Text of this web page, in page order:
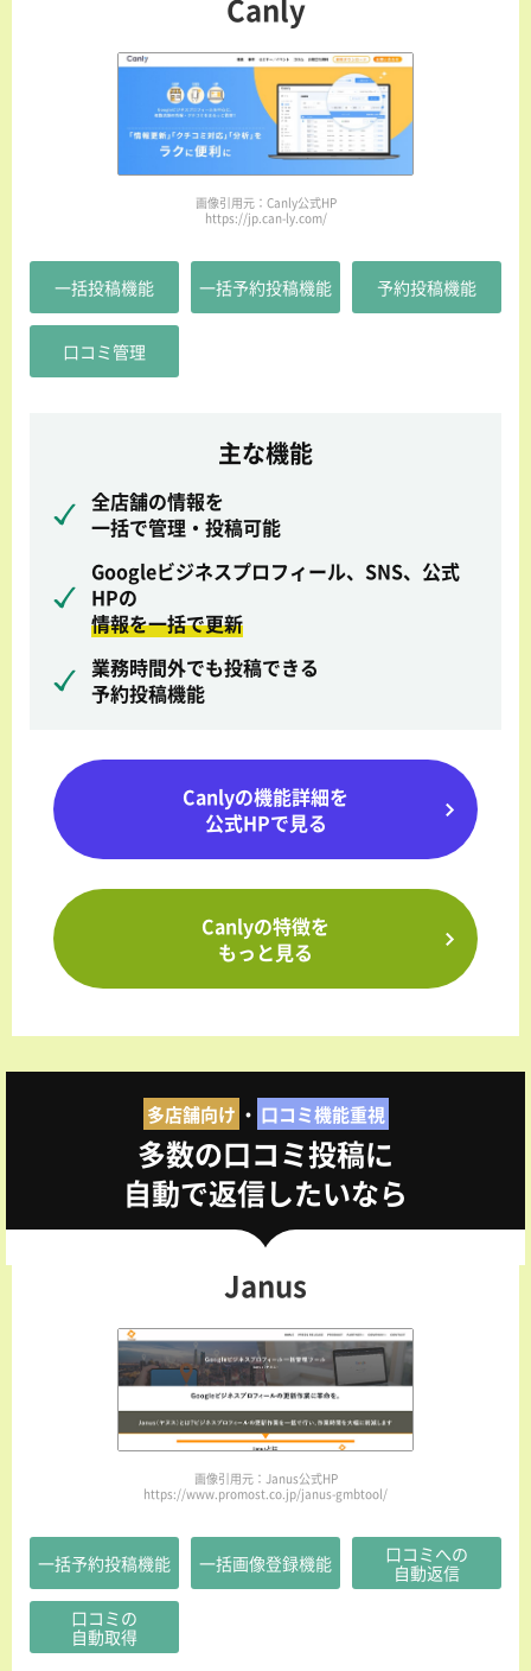
Canly
画像引用元：Canly公式HP
https://jp.can-ly.com/
一括投稿機能 一括予約投稿機能 予約投稿機能
口コミ管理
主な機能
全店舗の情報を
一括で管理・投稿可能
Googleビジネスプロフィール、SNS、公式
HPの
情報を一括で更新
業務時間外でも投稿できる
予約投稿機能
Canlyの機能詳細を
公式HPで見る
Canlyの特徴を
もっと見る
多店舗向け ・ 口コミ機能重視
多数の口コミ投稿に
自動で返信したいなら
Janus
画像引用元：Janus公式HP
https://www.promost.co.jp/janus-gmbtool/
一括予約投稿機能 一括画像登録機能
口コミへの
自動返信
口コミの
自動取得